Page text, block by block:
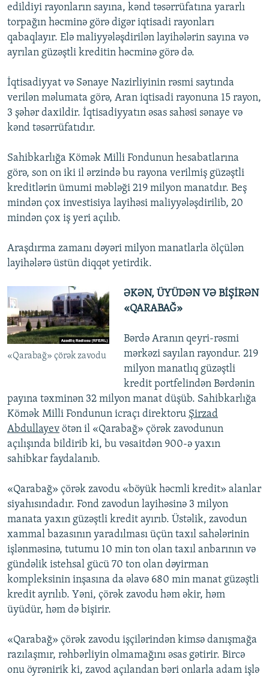
edildiyi rayonların sayına, kənd təsərrüfatına yararlı
torpağın həcminə görə digər iqtisadi rayonları
qabaqlayır. Elə maliyyələşdirilən layihələrin sayına və
ayrılan güzəştli kreditin həcminə görə də.
İqtisadiyyat və Sənaye Nazirliyinin rəsmi saytında
verilən məlumata görə, Aran iqtisadi rayonuna 15 rayon,
3 şəhər daxildir. İqtisadiyyatın əsas sahəsi sənaye və
kənd təsərrüfatıdır.
Sahibkarlığa Kömək Milli Fondunun hesabatlarına
görə, son on iki il ərzində bu rayona verilmiş güzəştli
kreditlərin ümumi məbləği 219 milyon manatdır. Beş
mindən çox investisiya layihəsi maliyyələşdirilib, 20
mindən çox iş yeri açılıb.
Araşdırma zamanı dəyəri milyon manatlarla ölçülən
layihələrə üstün diqqət yetirdik.
«Qarabağ» çörək zavodu
ƏKƏN, ÜYÜDƏN VƏ BİŞİRƏN
«QARABAĞ»
Bərdə Aranın qeyri-rəsmi
mərkəzi sayılan rayondur. 219
milyon manatlıq güzəştli
kredit portfelindən Bərdənin
payına təxminən 32 milyon manat düşüb. Sahibkarlığa
Kömək Milli Fondunun icraçı direktoru Şirzad
Abdullayev ötən il «Qarabağ» çörək zavodunun
açılışında bildirib ki, bu vəsaitdən 900-ə yaxın
sahibkar faydalanıb.
«Qarabağ» çörək zavodu «böyük həcmli kredit» alanlar
siyahısındadır. Fond zavodun layihəsinə 3 milyon
manata yaxın güzəştli kredit ayırıb.​ Üstəlik, zavodun
xammal bazasının yaradılması üçün taxıl sahələrinin
işlənməsinə, tutumu 10 min ton olan taxıl anbarının və
gündəlik istehsal gücü 70 ton olan dəyirman
kompleksinin inşasına da əlavə 680 min manat güzəştli
kredit ayrılıb. Yəni, çörək zavodu həm əkir, həm
üyüdür, həm də bişirir.
«Qarabağ» çörək zavodu işçilərindən kimsə danışmağa
razılaşmır, rəhbərliyin olmamağını əsas gətirir. Bircə
onu öyrənirik ki, zavod açılandan bəri onlarla adam işlə